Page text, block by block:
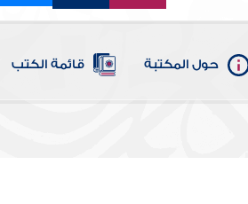
حول المكتبة قائمة الكتب